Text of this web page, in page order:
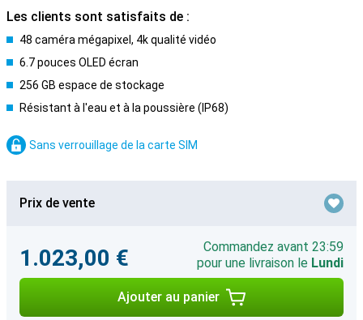
Les clients sont satisfaits de :
48 caméra mégapixel, 4k qualité vidéo
6.7 pouces OLED écran
256 GB espace de stockage
Résistant à l'eau et à la poussière (IP68)
Sans verrouillage de la carte SIM
Prix de vente
1.023,00 €
Commandez avant 23:59
pour une livraison le Lundi
Ajouter au panier